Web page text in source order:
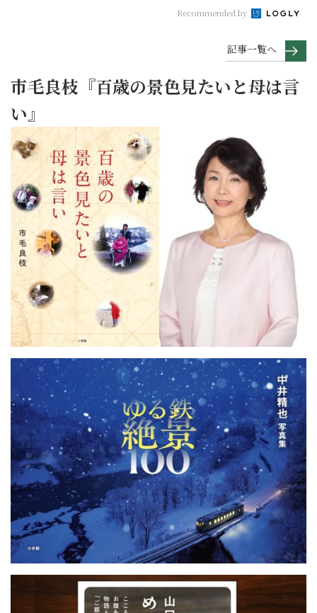
Recommended by
記事一覧へ
市毛良枝『百歳の景色見たいと母は言
い』